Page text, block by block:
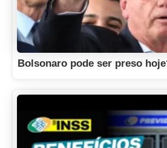
Bolsonaro pode ser preso